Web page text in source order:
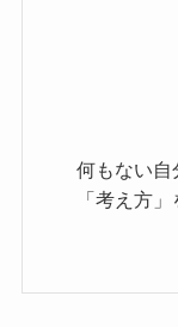
何もない自
「考え方